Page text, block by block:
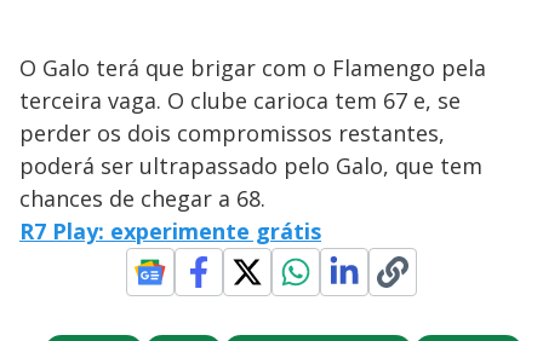
O Galo terá que brigar com o Flamengo pela
terceira vaga. O clube carioca tem 67 e, se
perder os dois compromissos restantes,
poderá ser ultrapassado pelo Galo, que tem
chances de chegar a 68.
R7 Play: experimente grátis